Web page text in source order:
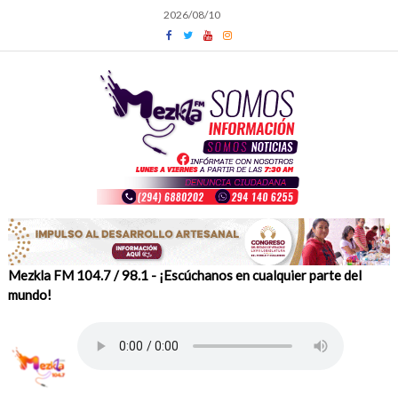
content
2026/08/10
Mezkla FM 104.7 / 98.1 - ¡Escúchanos en cualquier parte del
mundo!